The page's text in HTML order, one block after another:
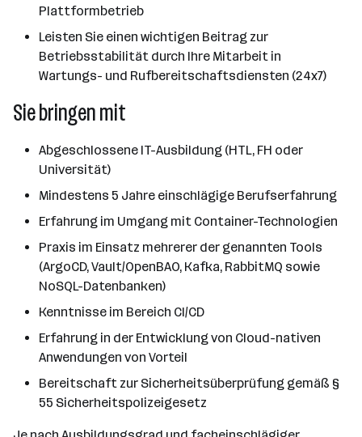
Plattformbetrieb
Leisten Sie einen wichtigen Beitrag zur
Betriebsstabilität durch Ihre Mitarbeit in
Wartungs- und Rufbereitschaftsdiensten (24x7)
Sie bringen mit
Abgeschlossene IT-Ausbildung (HTL, FH oder
Universität)
Mindestens 5 Jahre einschlägige Berufserfahrung
Erfahrung im Umgang mit Container-Technologien
Praxis im Einsatz mehrerer der genannten Tools
(ArgoCD, Vault/OpenBAO, Kafka, RabbitMQ sowie
NoSQL-Datenbanken)
Kenntnisse im Bereich CI/CD
Erfahrung in der Entwicklung von Cloud-nativen
Anwendungen von Vorteil
Bereitschaft zur Sicherheitsüberprüfung gemäß §
55 Sicherheitspolizeigesetz